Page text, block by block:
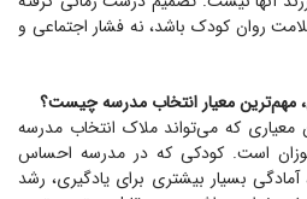
روان کودک باشد، نه فشار اجتماعی و
مهم‌ترین معیار انتخاب مدرسه چیست؟
معیاری که می‌تواند ملاک انتخاب مدرسه
است. کودکی که در مدرسه احساس
بسیار بیشتری برای یادگیری، رشد